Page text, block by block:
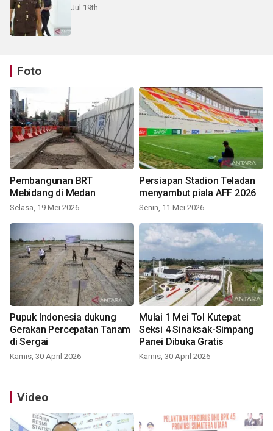
Jul 19th
Foto
Pembangunan BRT
Mebidang di Medan
Selasa, 19 Mei 2026
Persiapan Stadion Teladan
menyambut piala AFF 2026
Senin, 11 Mei 2026
Pupuk Indonesia dukung
Gerakan Percepatan Tanam
di Sergai
Kamis, 30 April 2026
Mulai 1 Mei Tol Kutepat
Seksi 4 Sinaksak-Simpang
Panei Dibuka Gratis
Kamis, 30 April 2026
Video